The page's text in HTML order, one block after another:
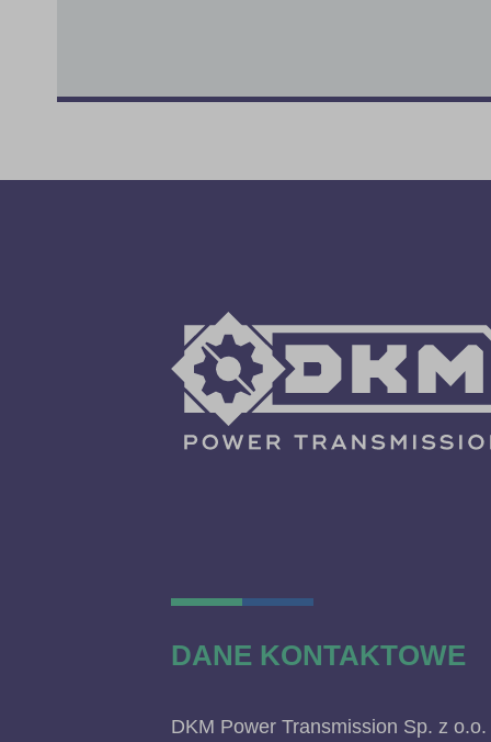
DANE KONTAKTOWE
DKM Power Transmission Sp. z o.o.